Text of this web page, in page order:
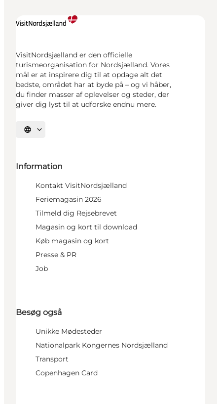
VisitNordsjælland er den officielle
turismeorganisation for Nordsjælland. Vores
mål er at inspirere dig til at opdage alt det
bedste, området har at byde på – og vi håber,
du finder masser af oplevelser og steder, der
giver dig lyst til at udforske endnu mere.
Vælg sprog
Information
Kontakt VisitNordsjælland
Feriemagasin 2026
Tilmeld dig Rejsebrevet
Magasin og kort til download
Køb magasin og kort
Presse & PR
Job
Besøg også
Unikke Mødesteder
Nationalpark Kongernes Nordsjælland
Transport
Copenhagen Card